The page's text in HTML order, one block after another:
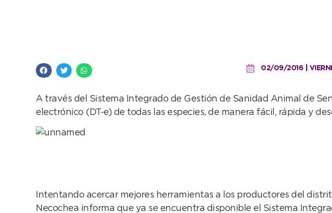
02/09/2016 |
A través del Sistema Integrado de Gestión de Sanidad Animal de
electrónico (DT-e) de todas las especies, de manera fácil, rápida y
Intentando acercar mejores herramientas a los productores del
Necochea informa que ya se encuentra disponible el Sistema